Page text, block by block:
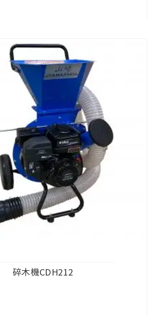
碎木機CDH212